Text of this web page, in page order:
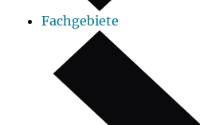
Fachgebiete